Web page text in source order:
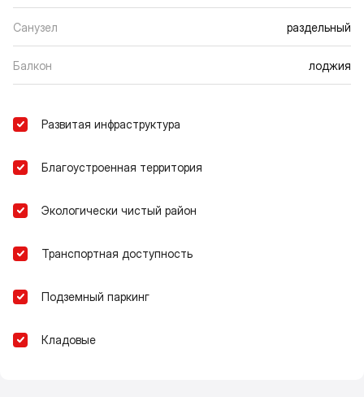
Санузел раздельный
Балкон лоджия
Развитая инфраструктура
Благоустроенная территория
Экологически чистый район
Транспортная доступность
Подземный паркинг
Кладовые